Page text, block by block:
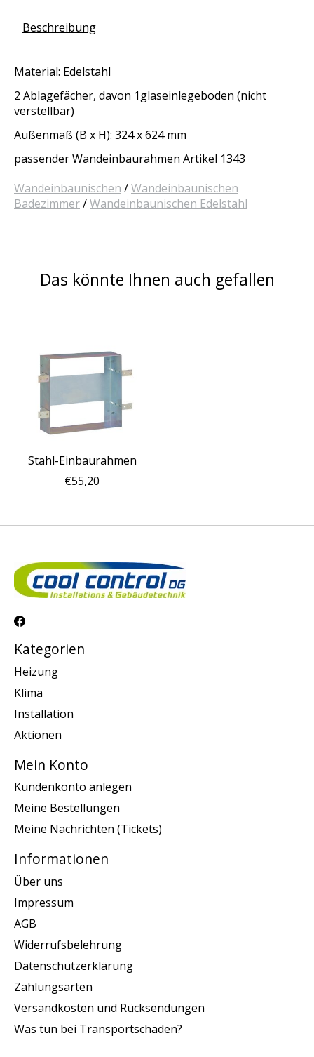
Beschreibung
Material: Edelstahl
2 Ablagefächer, davon 1glaseinlegeboden (nicht
verstellbar)
Außenmaß (B x H): 324 x 624 mm
passender Wandeinbaurahmen Artikel 1343
Wandeinbaunischen /Wandeinbaunischen
Badezimmer/Wandeinbaunischen Edelstahl
Das könnte Ihnen auch gefallen
Stahl-Einbaurahmen
€55,20
Kategorien
Heizung
Klima
Installation
Aktionen
Mein Konto
Kundenkonto anlegen
Meine Bestellungen
Meine Nachrichten (Tickets)
Informationen
Über uns
Impressum
AGB
Widerrufsbelehrung
Datenschutzerklärung
Zahlungsarten
Versandkosten und Rücksendungen
Was tun bei Transportschäden?